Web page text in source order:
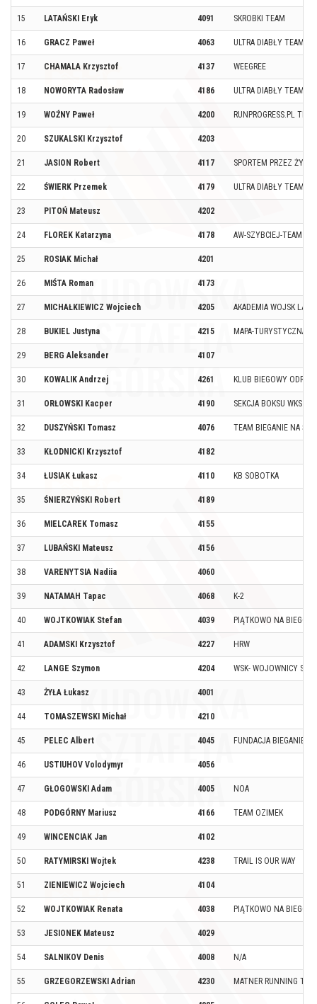
15 LATAŃSKI Eryk 4091 SKROBKI TEAM
16 GRACZ Paweł 4063 ULTRA DIABŁY TEAM
17 CHAMALA Krzysztof 4137 WEEGREE
18 NOWORYTA Radosław 4186 ULTRA DIABŁY TEAM
19 WOŹNY Paweł 4200 RUNPROGRESS.PL TEAM
20 SZUKALSKI Krzysztof 4203
21 JASION Robert 4117 SPORTEM PRZEZ ŻYCIE
22 ŚWIERK Przemek 4179 ULTRA DIABŁY TEAM
23 PITOŃ Mateusz 4202
24 FLOREK Katarzyna 4178 AW-SZYBCIEJ-TEAM
25 ROSIAK Michał 4201
26 MIŚTA Roman 4173
27 MICHAŁKIEWICZ Wojciech 4205 AKADEMIA WOJSK
28 BUKIEL Justyna 4215 MAPA-TURYSTYCZNA.PL
29 BERG Aleksander 4107
30 KOWALIK Andrzej 4261 KLUB BIEGOWY ODRA
31 ORŁOWSKI Kacper 4190 SEKCJA BOKSU WKS
32 DUSZYŃSKI Tomasz 4076 TEAM BIEGANIE NA
33 KŁODNICKI Krzysztof 4182
34 ŁUSIAK Łukasz 4110 KB SOBOTKA
35 ŚNIERZYŃSKI Robert 4189
36 MIELCAREK Tomasz 4155
37 LUBAŃSKI Mateusz 4156
38 VARENYTSIA Nadiia 4060
39 NATAMAH Тарас 4068 K-2
40 WOJTKOWIAK Stefan 4039 PIĄTKOWO NA
41 ADAMSKI Krzysztof 4227 HRW
42 LANGE Szymon 4204 WSK- WOJOWNICY
43 ŻYŁA Łukasz 4001
44 TOMASZEWSKI Michał 4210
45 PELEC Albert 4045 FUNDACJA BIEGANIE
46 USTIUHOV Volodymyr 4056
47 GŁOGOWSKI Adam 4005 NOA
48 PODGÓRNY Mariusz 4166 TEAM OZIMEK
49 WINCENCIAK Jan 4102
50 RATYMIRSKI Wojtek 4238 TRAIL IS OUR WAY
51 ZIENIEWICZ Wojciech 4104
52 WOJTKOWIAK Renata 4038 PIĄTKOWO NA
53 JESIONEK Mateusz 4029
54 SALNIKOV Denis 4008 N/A
55 GRZEGORZEWSKI Adrian 4230 MATNER RUNNING